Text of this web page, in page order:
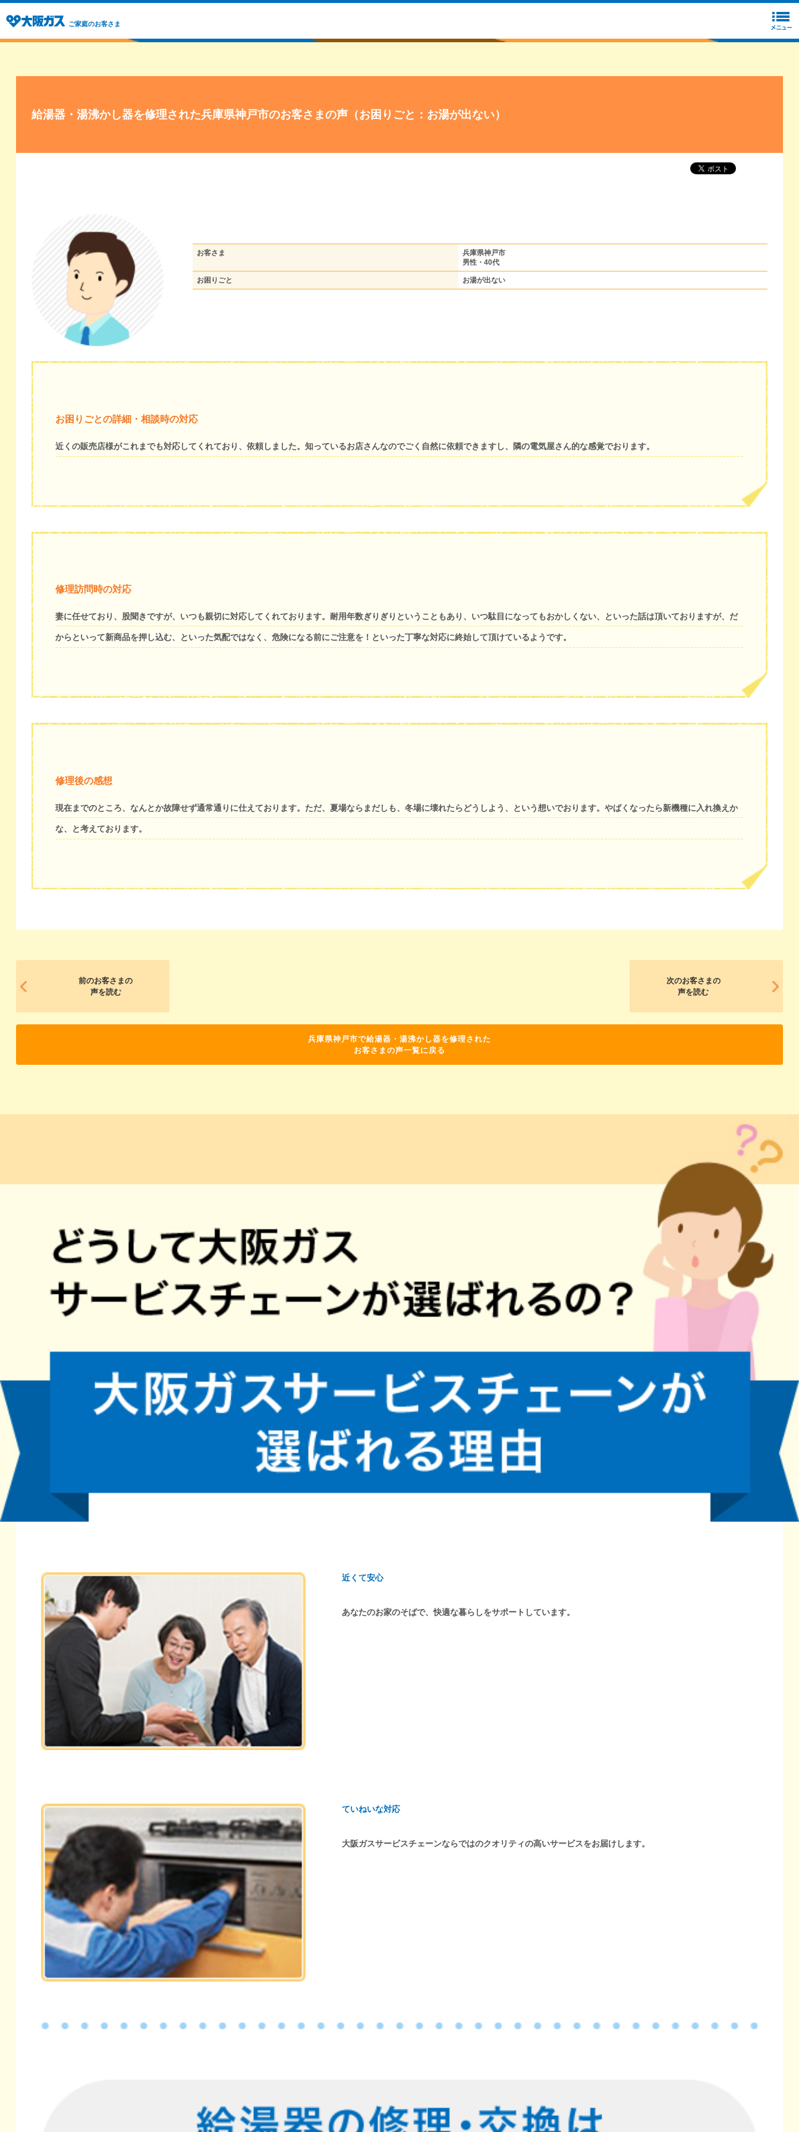
ご家庭のお客さま
給湯器・湯沸かし器を修理された兵庫県神戸市のお客さまの声（お困りごと：お湯が出ない）
お客さま
兵庫県神戸市
男性・40代
お困りごと お湯が出ない
お困りごとの詳細・相談時の対応
近くの販売店様がこれまでも対応してくれており、依頼しました。知っているお店さんなのでごく自然に依頼できますし、隣の電気屋さん的な感覚でおります。
修理訪問時の対応
妻に任せており、股聞きですが、いつも親切に対応してくれております。耐用年数ぎりぎりということもあり、いつ駄目になってもおかしくない、といった話は頂いておりますが、だ
からといって新商品を押し込む、といった気配ではなく、危険になる前にご注意を！といった丁寧な対応に終始して頂けているようです。
修理後の感想
現在までのところ、なんとか故障せず通常通りに仕えております。ただ、夏場ならまだしも、冬場に壊れたらどうしよう、という想いでおります。やばくなったら新機種に入れ換えか
な、と考えております。
前のお客さまの
声を読む
次のお客さまの
声を読む
兵庫県神戸市で給湯器・湯沸かし器を修理された
お客さまの声一覧に戻る
近くて安心
あなたのお家のそばで、快適な暮らしをサポートしています。
ていねいな対応
大阪ガスサービスチェーンならではのクオリティの高いサービスをお届けします。